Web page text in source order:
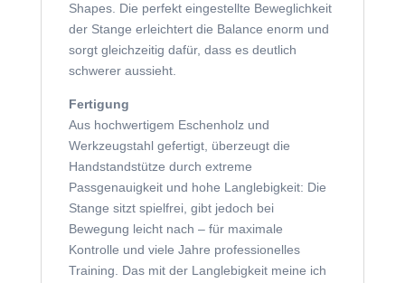
Shapes. Die perfekt eingestellte Beweglichkeit
der Stange erleichtert die Balance enorm und
sorgt gleichzeitig dafür, dass es deutlich
schwerer aussieht.
Fertigung
Aus hochwertigem Eschenholz und
Werkzeugstahl gefertigt, überzeugt die
Handstandstütze durch extreme
Passgenauigkeit und hohe Langlebigkeit: Die
Stange sitzt spielfrei, gibt jedoch bei
Bewegung leicht nach – für maximale
Kontrolle und viele Jahre professionelles
Training. Das mit der Langlebigkeit meine ich